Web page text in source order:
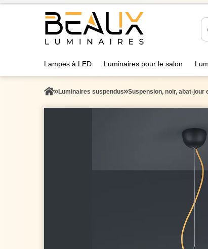
Lampes à LED Luminaires pour le salon
Luminaires suspendus Suspension, noir, abat-jour